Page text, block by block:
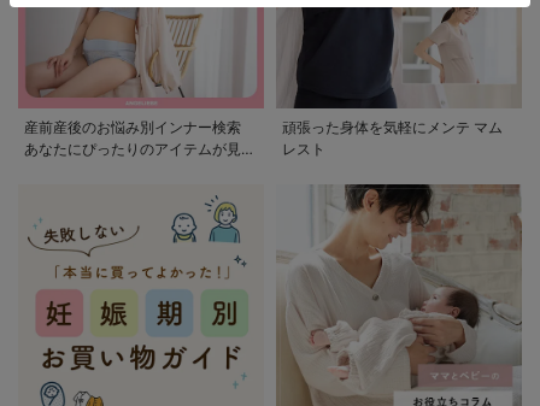
産前産後のお悩み別インナー検索
あなたにぴったりのアイテムが見つ
頑張った身体を気軽にメンテ マム
レスト